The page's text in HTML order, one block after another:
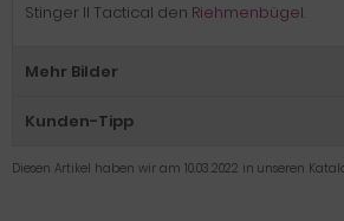
Stinger II Tactical den Riehmenbügel.
Mehr Bilder
Kunden-Tipp
Diesen Artikel haben wir am 10.03.2022 in unseren